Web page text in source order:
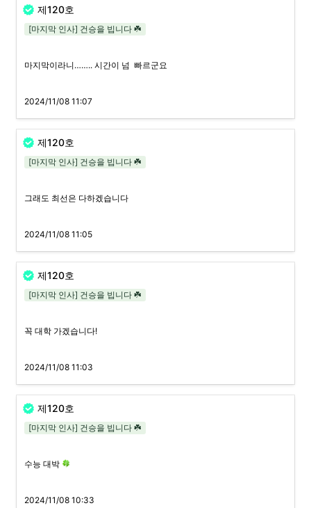
제120호
[마지막 인사] 건승을 빕니다 ☘️
마지막이라니…….. 시간이 넘  빠르군요
2024/11/08 11:07
제120호
[마지막 인사] 건승을 빕니다 ☘️
그래도 최선은 다하겠습니다
2024/11/08 11:05
제120호
[마지막 인사] 건승을 빕니다 ☘️
꼭 대학 가겠습니다!
2024/11/08 11:03
제120호
[마지막 인사] 건승을 빕니다 ☘️
수능 대박
2024/11/08 10:33